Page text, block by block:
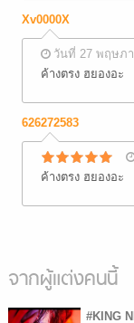
Xv0000X
วันที่ 27 พฤษภ
ค้างตรง ฮยองอะ
626272583
ค้างตรง ฮยองอะ
จากผู้แต่งคนนี้
#KING